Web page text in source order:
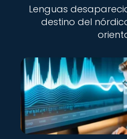
Lenguas
destino del